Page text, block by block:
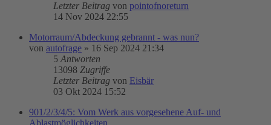
Letzter Beitrag von pointofnoreturn
14 Nov 2024 22:55
Motorraum/Abdeckung gebrannt - was nun?
von autofrage » 16 Sep 2024 21:34
5 Antworten
13098 Zugriffe
Letzter Beitrag von Eisbär
03 Okt 2024 15:52
901/2/3/4/5: Vom Werk aus vorgesehene Auf- und
Ablastmöglichkeiten.